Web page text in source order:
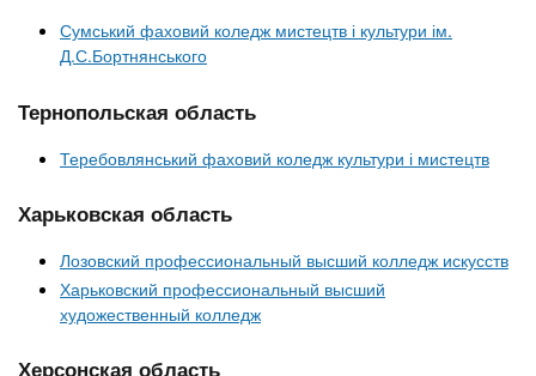
Сумський фаховий коледж мистецтв і культури ім.
Д.С.Бортнянського
Тернопольская область
Теребовлянський фаховий коледж культури і мистецтв
Харьковская область
Лозовский профессиональный высший колледж искусств
Харьковский профессиональный высший
художественный колледж
Херсонская область